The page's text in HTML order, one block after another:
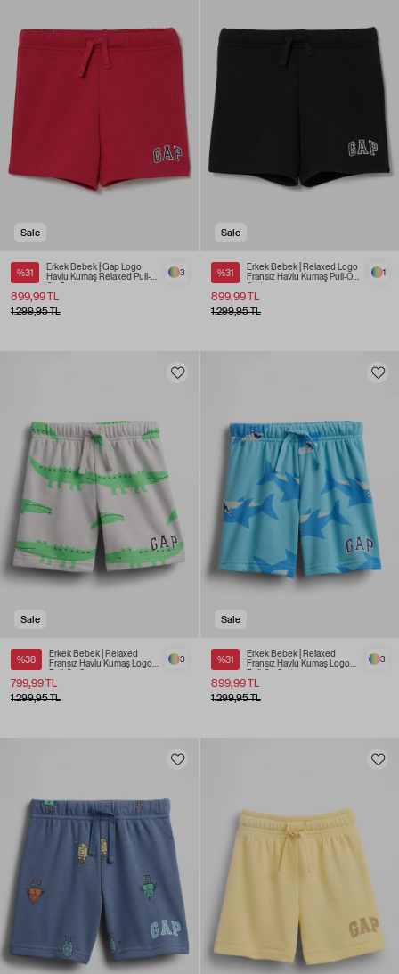
Sale
%31
Erkek Bebek | Gap Logo
Havlu Kumaş Relaxed Pull-
On Şort
899,99 TL
3
1.299,95 TL
Sale
%31
Erkek Bebek | Relaxed Logo
Fransız Havlu Kumaş Pull-On
Şort
899,99 TL
1
1.299,95 TL
Sale
%38
Erkek Bebek | Relaxed
Fransız Havlu Kumaş Logo
Pull-On Şort
799,99 TL
3
1.299,95 TL
Sale
%31
Erkek Bebek | Relaxed
Fransız Havlu Kumaş Logo
Pull-On Şort
899,99 TL
3
1.299,95 TL